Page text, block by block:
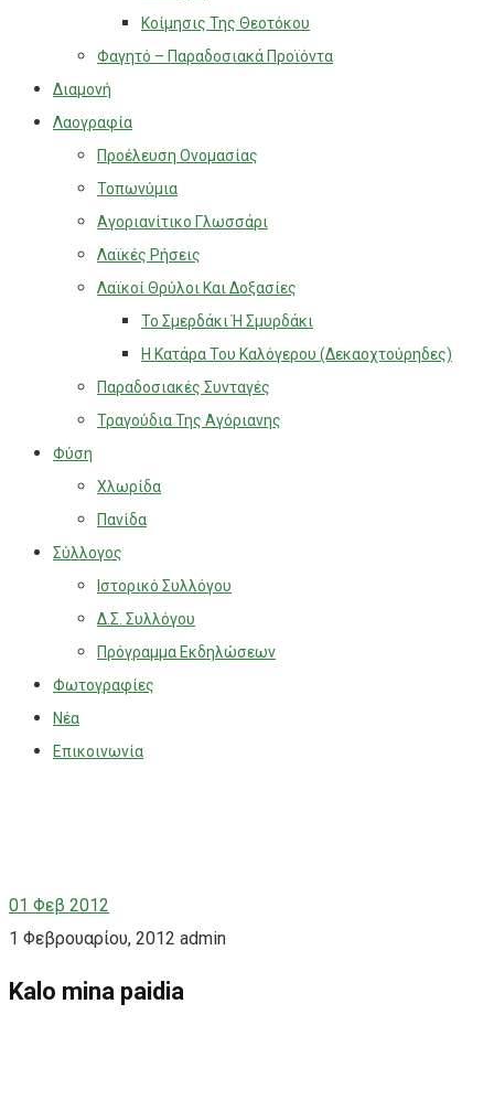
Κοίμησις Της Θεοτόκου
Φαγητό – Παραδοσιακά Προϊόντα
Διαμονή
Λαογραφία
Προέλευση Ονομασίας
Τοπωνύμια
Αγοριανίτικο Γλωσσάρι
Λαϊκές Ρήσεις
Λαϊκοί Θρύλοι Και Δοξασίες
Το Σμερδάκι Ή Σμυρδάκι
Η Κατάρα Του Καλόγερου (Δεκαοχτούρηδες)
Παραδοσιακές Συνταγές
Τραγούδια Της Αγόριανης
Φύση
Χλωρίδα
Πανίδα
Σύλλογος
Ιστορικό Συλλόγου
Δ.Σ. Συλλόγου
Πρόγραμμα Εκδηλώσεων
Φωτογραφίες
Νέα
Επικοινωνία
01 Φεβ 2012
1 Φεβρουαρίου, 2012 admin
Kalo mina paidia